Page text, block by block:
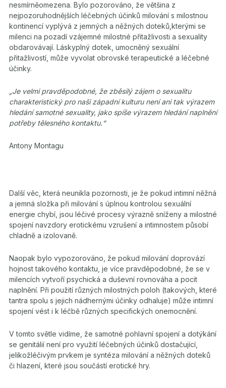
nesmírněomezena. Bylo pozorováno, že většina z
nejpozoruhodnějších léčebných účinků milování s milostnou
kontinencí vyplývá z jemných a něžných doteků,kterými se
milenci na pozadí vzájemné milostné přitažlivosti a sexuality
obdarovávají. Láskyplný dotek, umocněný sexuální
přitažlivostí, může vyvolat obrovské terapeutické a léčebné
účinky.
„Je velmi pravděpodobné, že zběsilý zájem o sexualitu
charakteristický pro naši západní kulturu není ani tak výrazem
hledání samotné sexuality, jako spíše výrazem hledání naplnění
potřeby tělesného kontaktu.“
Antony Montagu
Další věc, která neunikla pozornosti, je že pokud intimní něžná
a jemná složka při milování s úplnou kontrolou sexuální
energie chybí, jsou léčivé procesy výrazně sníženy a milostné
spojení navzdory erotickému vzrušení a intimnostem působí
chladně a izolovaně.
Naopak bylo vypozorováno, že pokud milování doprovází
hojnost takového kontaktu, je více pravděpodobné, že se v
milencích vytvoří psychická a duševní rovnováha a pocit
naplnění. Při použití různých milostných poloh (takových, které
tantra spolu s jejich nádhernými účinky odhaluje) může intimní
spojení vést i k léčbě různých specifických onemocnění.
V tomto světle vidíme, že samotné pohlavní spojení a dotýkání
se genitálií není pro využití léčebných účinků dostačující,
jelikožléčivým prvkem je syntéza milování a něžných doteků
či hlazení, které jsou součástí erotické hry.